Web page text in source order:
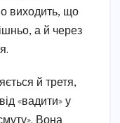
виходить, що
а й через
й третя,
«вадити» у
Вона